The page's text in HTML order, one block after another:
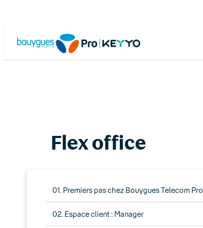
Flex office
01. Premiers pas chez Bouygues Telecom Pro
02. Espace client : Manager